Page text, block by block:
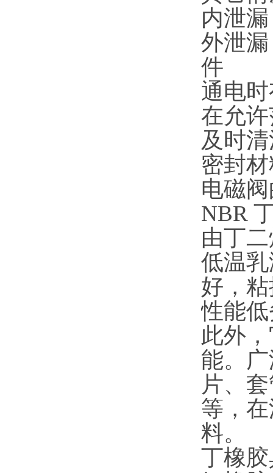
内泄
外泄
件
通电
在允
及时
密封
电磁
NBR
由丁
低温
好，
性能
此外
能。
片、
等，
料。
丁橡